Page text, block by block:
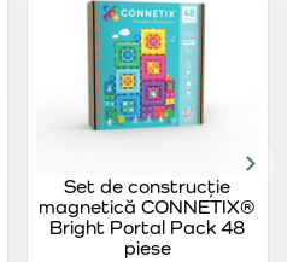
Set de construcție
magnetică CONNETIX®
Bright Portal Pack 48
piese